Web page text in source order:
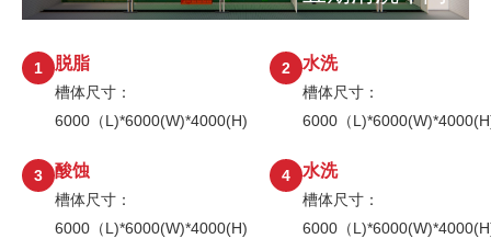
1 脱脂
槽体尺寸：
6000（L)*6000(W)*4000(H)
2 水洗
槽体尺寸：
6000（
3 酸蚀
槽体尺寸：
6000（L)*6000(W)*4000(H)
4 水洗
槽体尺寸：
6000（